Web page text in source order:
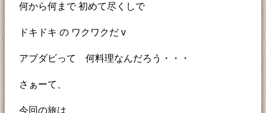
何から何まで 初めて尽くしで
ドキドキ の ワクワクだ v
アブダビって 何料理なんだろう・・・
さぁーて、
今回の旅は